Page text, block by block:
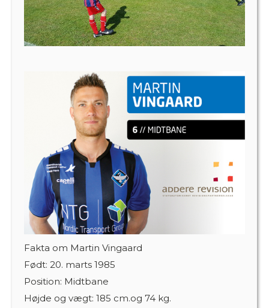
Fakta om Martin Vingaard
Født: 20. marts 1985
Position: Midtbane
Højde og vægt: 185 cm.og 74 kg.